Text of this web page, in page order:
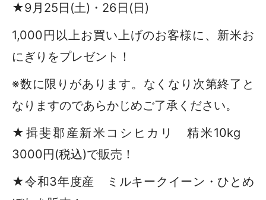
★9月25日(土)・26日(日)
1,000円以上お買い上げのお客様に、新米お
にぎりをプレゼント！
※数に限りがあります。なくなり次第終了と
なりますのであらかじめご了承ください。
★揖斐郡産新米コシヒカリ 精米10kg
3000円(税込)で販売！
★令和3年度産 ミルキークイーン・ひとめ